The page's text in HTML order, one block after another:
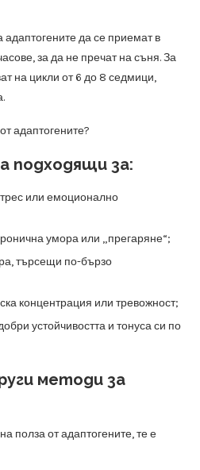
да се приемат в
за да не пречат на съня. За
на цикли от 6 до 8 седмици,
адаптогените?
подходящи за:
или емоционално
умора или „прегаряне“;
търсещи по-бързо
концентрация или тревожност;
устойчивостта и тонуса си по
методи за
полза от адаптогените, те е